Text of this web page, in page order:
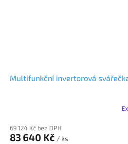
Multifunkční invertorová
69 124 Kč bez DPH
83 640 Kč / ks